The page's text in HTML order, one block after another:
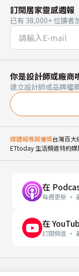
訂閱居家靈感週報
已有 38,000+ 位讀者
你是設計師或廠商
建立設計師或品牌檔
媒體報導與獲獎台灣百大
ETtoday 生活頻道特約媒
在
每週更新 ·
在
訂閱頻道 ·